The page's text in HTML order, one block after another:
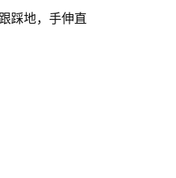
踩地，手伸直